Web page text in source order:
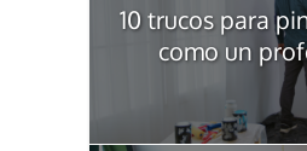
10 trucos para
como un